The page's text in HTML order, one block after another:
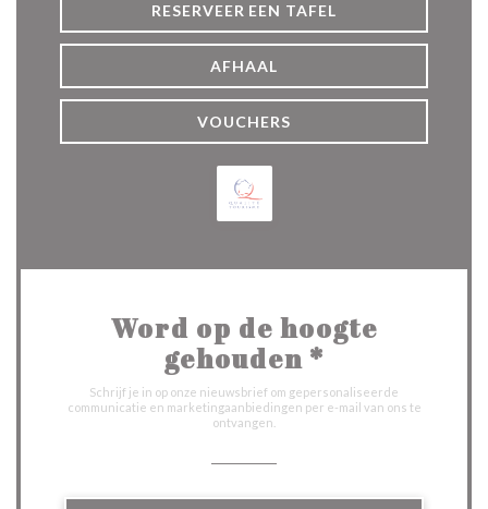
RESERVEER EEN TAFEL
AFHAAL
VOUCHERS
Word op de hoogte
gehouden *
Schrijf je in op onze nieuwsbrief om gepersonaliseerde
communicatie en marketingaanbiedingen per e-mail van ons te
ontvangen.